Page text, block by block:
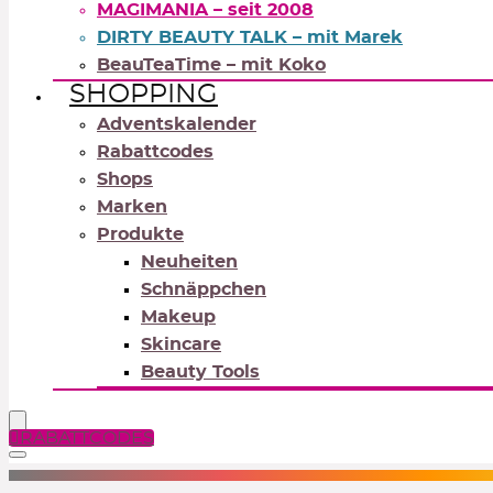
MAGIMANIA – seit 2008
DIRTY BEAUTY TALK – mit Marek
BeauTeaTime – mit Koko
SHOPPING
Adventskalender
Rabattcodes
Shops
Marken
Produkte
Neuheiten
Schnäppchen
Makeup
Skincare
Beauty Tools
RABATTCODES